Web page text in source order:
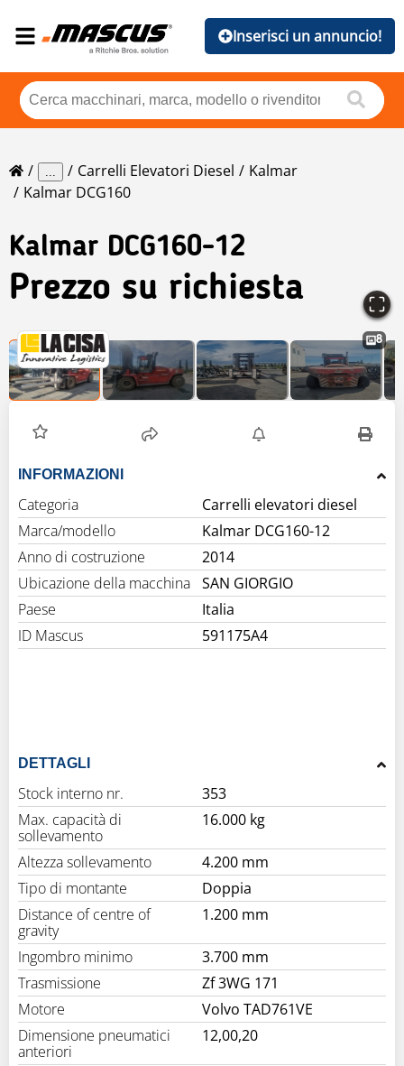
Inserisci un annuncio!
... Carrelli Elevatori Diesel
Kalmar
Kalmar DCG160
Kalmar DCG160-12
Prezzo su richiesta
8
INFORMAZIONI
Categoria
Carrelli elevatori diesel
Marca/modello
Kalmar DCG160-12
Anno di costruzione
2014
Ubicazione della macchina SAN GIORGIO
Paese
Italia
ID Mascus
591175A4
DETTAGLI
Stock interno nr.
353
Max. capacità di
sollevamento
16.000 kg
Altezza sollevamento
4.200 mm
Tipo di montante
Doppia
Distance of centre of
gravity
1.200 mm
Ingombro minimo
3.700 mm
Trasmissione
Zf 3WG 171
Motore
Volvo TAD761VE
Dimensione pneumatici
anteriori
12,00,20